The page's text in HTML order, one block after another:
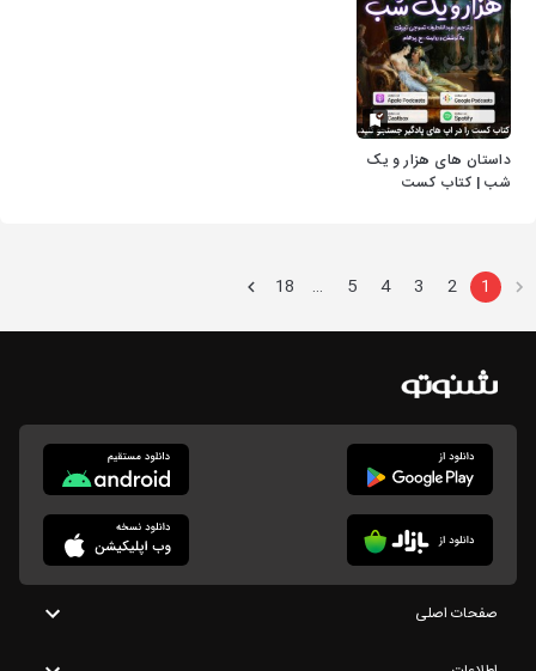
داستان های هزار و یک
شب | کتاب کست
1
2
3
4
5
…
18
صفحات اصلی